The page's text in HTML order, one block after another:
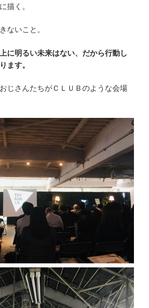
描く。
ないこと。
に明るい未来はない、だから行動し
ます。
じさんたちがＣＬＵＢのような会場